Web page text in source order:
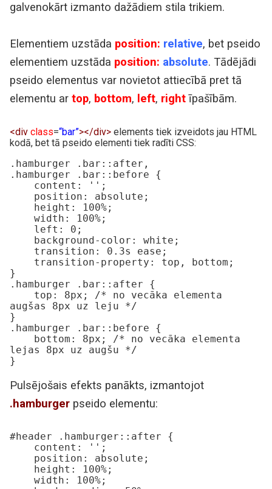
galvenokārt izmanto dažādiem stila trikiem.
Elementiem uzstāda position: relative, bet pseido
elementiem uzstāda position: absolute. Tādējādi
pseido elementus var novietot attiecībā pret tā
elementu ar top, bottom, left, rightīpašībām.
<div class=“bar”></div> elements tiek izveidots jau HTML
kodā, bet tā pseido elementi tiek radīti CSS:
.hamburger .bar::after,
.hamburger .bar::before {
}
.hamburger .bar::after {
augšas 8px uz leju */
}
.hamburger .bar::before {
lejas 8px uz augšu */
}
Pulsējošais efekts panākts, izmantojot
.hamburger pseido elementu:
#header .hamburger::after {